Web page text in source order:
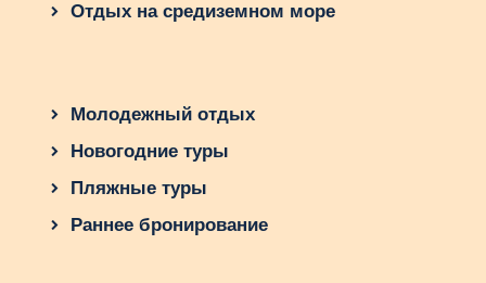
Отдых на средиземном море
Молодежный отдых
Новогодние туры
Пляжные туры
Раннее бронирование